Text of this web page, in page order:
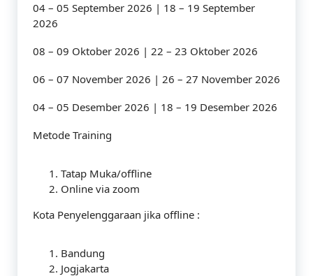
04 – 05 September 2026 | 18 – 19 September
2026
08 – 09 Oktober 2026 | 22 – 23 Oktober 2026
06 – 07 November 2026 | 26 – 27 November 2026
04 – 05 Desember 2026 | 18 – 19 Desember 2026
Metode Training
Tatap Muka/offline
Online via zoom
Kota Penyelenggaraan jika offline :
Bandung
Jogjakarta